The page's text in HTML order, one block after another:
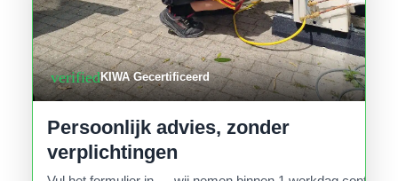
verifiedKIWA Gecertificeerd
Persoonlijk advies, zonder
verplichtingen